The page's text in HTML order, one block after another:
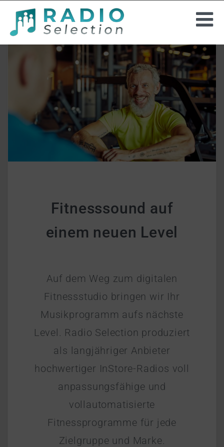
HINTERGRUNDMUSIK
UNTERNEHMEN
ANGEBOT ANFORDERN
Fitnesssound auf
einem neuen Level
Auf dem Weg zum digitalen
Fitnessstudio bringen wir Ihr
Musikprogramm aufs nächste
Level. Radio Selection produziert
als langjähriger Anbieter
hochwertiger InStore-Radios voll
anpassungsfähige und
vollautomatisierte
Fitnessprogramme für jede
Zielgruppe und Marke.